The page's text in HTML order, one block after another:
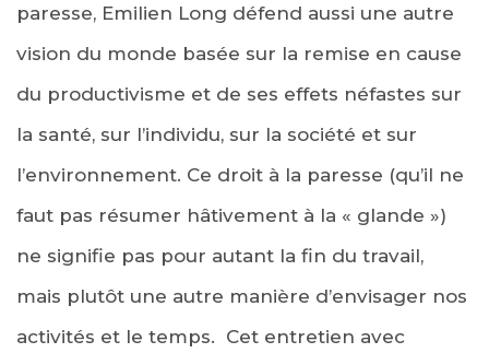
paresse, Emilien Long défend aussi une autre
vision du monde basée sur la remise en cause
du productivisme et de ses effets néfastes sur
la santé, sur l’individu, sur la société et sur
l’environnement. Ce droit à la paresse (qu’il ne
faut pas résumer hâtivement à la « glande »)
ne signifie pas pour autant la fin du travail,
mais plutôt une autre manière d’envisager nos
activités et le temps. Cet entretien avec